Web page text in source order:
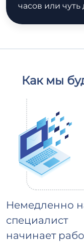
часов или
Как мы
Немедленно
специалист
начинает